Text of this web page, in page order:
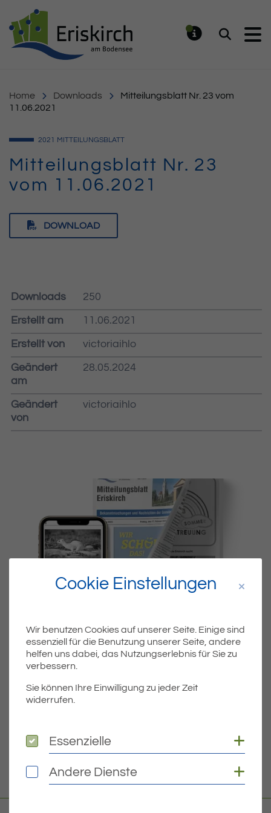
Suchen
Home Downloads
Mitteilungsblatt Nr. 23 vom
11.06.2021
2021 MITTEILUNGSBLATT
Mitteilungsblatt Nr. 23
vom 11.06.2021
DOWNLOAD
Downloads 250
Erstellt am 11.06.2021
Erstellt von victoriaihlo
Geändert
am
28.05.2024
Geändert
von
victoriaihlo
Dateiname MIBLA-23-2021.PDF
Dateigröße
DOWNLOAD
Cookie Einstellungen
Wir benutzen Cookies auf unserer Seite. Einige sind
essenziell für die Benutzung unserer Seite, andere
helfen uns dabei, das Nutzungserlebnis für Sie zu
verbessern.
Sie können Ihre Einwilligung zu jeder Zeit
widerrufen.
Essenzielle
Essenzielle
Andere Dienste
Andere Dienste